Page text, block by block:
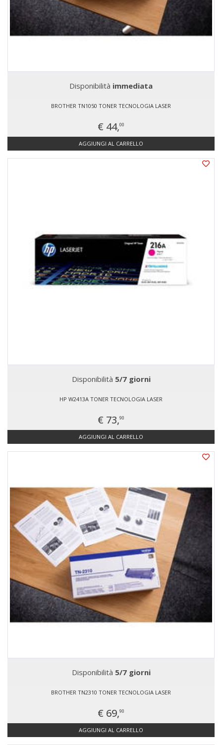
Disponibilità immediata
BROTHER TN1050 TONER TECNOLOGIA LASER
€ 44,00
AGGIUNGI AL CARRELLO
Disponibilità 5/7 giorni
HP W2413A TONER TECNOLOGIA LASER
€ 73,90
AGGIUNGI AL CARRELLO
Disponibilità 5/7 giorni
BROTHER TN2310 TONER TECNOLOGIA LASER
€ 69,90
AGGIUNGI AL CARRELLO